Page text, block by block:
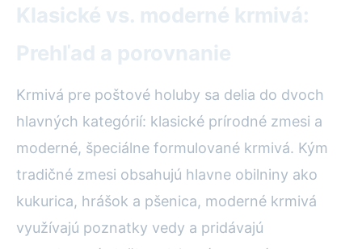
Klasické vs. moderné krmivá:
Prehľad a porovnanie
Krmivá pre poštové holuby sa delia do dvoch
hlavných kategórií: klasické prírodné zmesi a
moderné, špeciálne formulované krmivá. Kým
tradičné zmesi obsahujú hlavne obilniny ako
kukurica, hrášok a pšenica, moderné krmivá
využívajú poznatky vedy a pridávajú